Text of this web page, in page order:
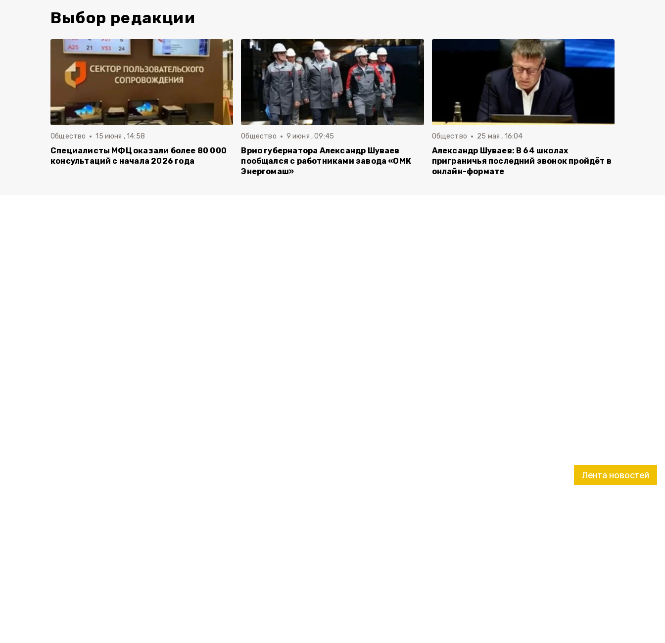
Лента новостей
Выбор редакции
Общество 15 июня , 14:58
Специалисты МФЦ оказали более 80 000
консультаций с начала 2026 года
Общество 9 июня , 09:45
Врио губернатора Александр Шуваев
пообщался с работниками завода «ОМК
Энергомаш»
Общество 25 мая , 16:04
Александр Шуваев: В 64 школах
приграничья последний звонок пройдёт в
онлайн-формате